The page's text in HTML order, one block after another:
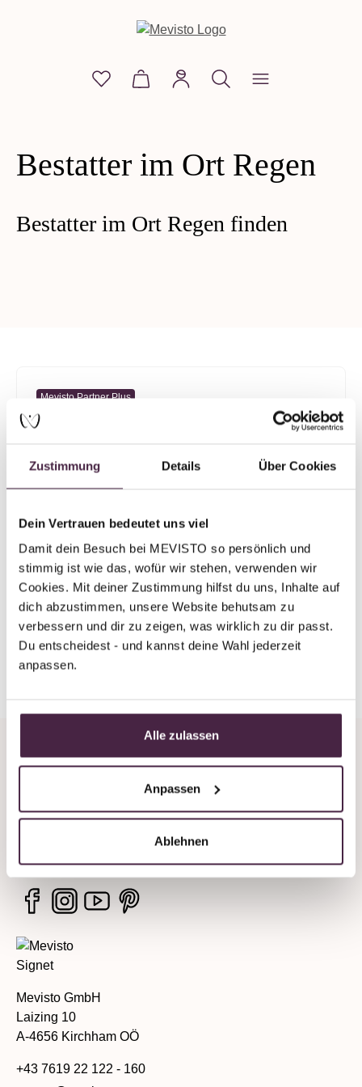
Zustimmung Details Über Cookies
Dein Vertrauen bedeutet uns viel
Damit dein Besuch bei MEVISTO so persönlich und
stimmig ist wie das, wofür wir stehen, verwenden wir
Cookies. Mit deiner Zustimmung hilfst du uns, Inhalte auf
dich abzustimmen, unsere Website behutsam zu
verbessern und dir zu zeigen, was wirklich zu dir passt.
Du entscheidest - und kannst deine Wahl jederzeit
anpassen.
Alle zulassen
Anpassen
Ablehnen
Du hast 0 Produkte auf dem Merkzettel
Warenkorb enthält 0 Positionen.
Bestatter im Ort Regen
Bestatter im Ort Regen finden
Mevisto Partner Plus
Stangl
Amtsgerichtsstraße 5
Deutschland
E-Mail senden
Unternehmen
Mevisto GmbH
Laizing 10
A-4656 Kirchham OÖ
+43 7619 22 122 - 160